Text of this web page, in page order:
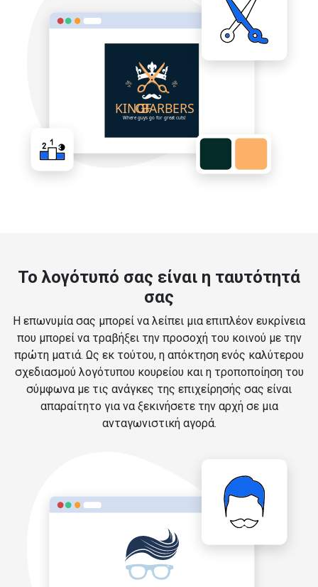
Το λογότυπό σας είναι η ταυτότητά
σας
Η επωνυμία σας μπορεί να λείπει μια επιπλέον ευκρίνεια
που μπορεί να τραβήξει την προσοχή του κοινού με την
πρώτη ματιά. Ως εκ τούτου, η απόκτηση ενός καλύτερου
σχεδιασμού λογότυπου κουρείου και η τροποποίηση του
σύμφωνα με τις ανάγκες της επιχείρησής σας είναι
απαραίτητο για να ξεκινήσετε την αρχή σε μια
ανταγωνιστική αγορά.